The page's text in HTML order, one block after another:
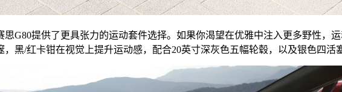
G80提供了更具张力的运动套件选择。如果你渴望在优雅中注入更多野性，
黑/红卡钳在视觉上提升运动感，配合20英寸深灰色五幅轮毂，以及银色四活